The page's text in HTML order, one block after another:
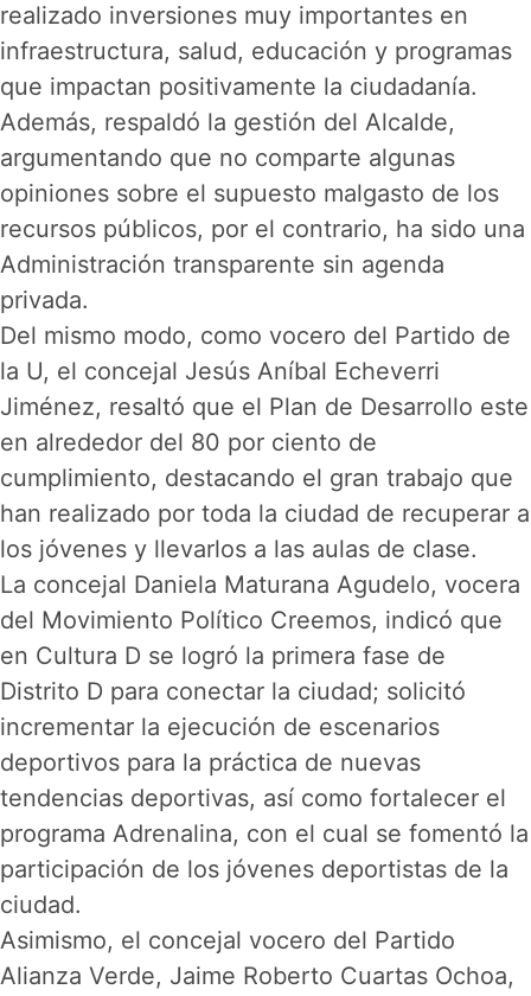
realizado inversiones muy importantes en
infraestructura, salud, educación y programas
que impactan positivamente la ciudadanía.
Además, respaldó la gestión del Alcalde,
argumentando que no comparte algunas
opiniones sobre el supuesto malgasto de los
recursos públicos, por el contrario, ha sido una
Administración transparente sin agenda
privada.
Del mismo modo, como vocero del Partido de
la U, el concejal Jesús Aníbal Echeverri
Jiménez, resaltó que el Plan de Desarrollo este
en alrededor del 80 por ciento de
cumplimiento, destacando el gran trabajo que
han realizado por toda la ciudad de recuperar a
los jóvenes y llevarlos a las aulas de clase.
La concejal Daniela Maturana Agudelo, vocera
del Movimiento Político Creemos, indicó que
en Cultura D se logró la primera fase de
Distrito D para conectar la ciudad; solicitó
incrementar la ejecución de escenarios
deportivos para la práctica de nuevas
tendencias deportivas, así como fortalecer el
programa Adrenalina, con el cual se fomentó la
participación de los jóvenes deportistas de la
ciudad.
Asimismo, el concejal vocero del Partido
Alianza Verde, Jaime Roberto Cuartas Ochoa,